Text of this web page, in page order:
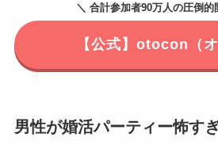
＼ 合計参加者90万人の圧倒的
【公式】otocon（オ
男性が婚活パーティー怖す